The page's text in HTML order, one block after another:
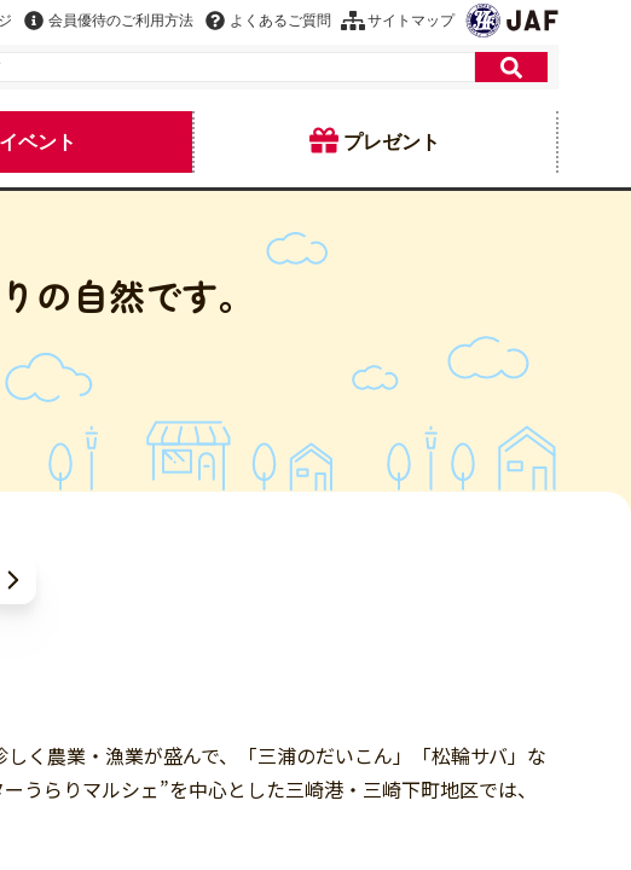
会員優待のご利用方法 よくあるご質問 サイトマップ
ベント プレゼント
の自然です。
く農業・漁業が盛んで、「三浦のだいこん」「松輪サバ」な
うらりマルシェ”を中心とした三崎港・三崎下町地区では、